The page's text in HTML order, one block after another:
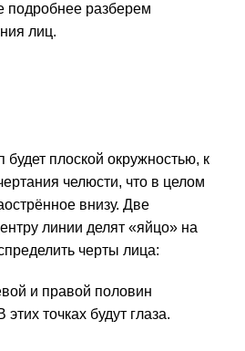
подробнее разберем
лиц.
плоской окружностью, к
челюсти, что в целом
внизу. Две
линии делят «яйцо» на
черты лица:
и правой половин
точках будут глаза.